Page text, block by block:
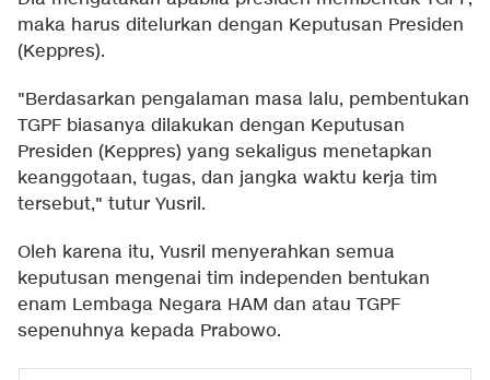
maka harus ditelurkan dengan Keputusan Presiden
(Keppres).
"Berdasarkan pengalaman masa lalu, pembentukan
TGPF biasanya dilakukan dengan Keputusan
Presiden (Keppres) yang sekaligus menetapkan
keanggotaan, tugas, dan jangka waktu kerja tim
tersebut," tutur Yusril.
Oleh karena itu, Yusril menyerahkan semua
keputusan mengenai tim independen bentukan
enam Lembaga Negara HAM dan atau TGPF
sepenuhnya kepada Prabowo.